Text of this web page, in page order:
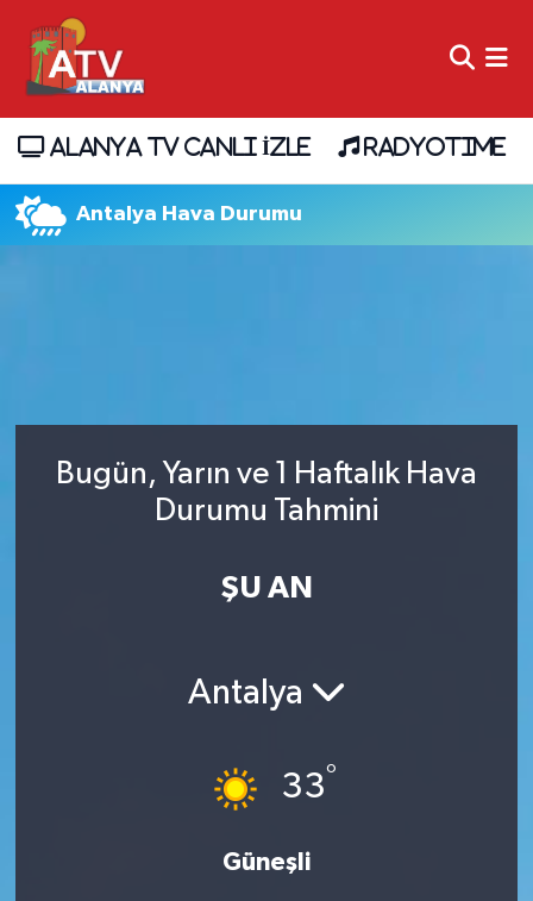
ALANYA TV CANLI İZLE RADYOTIME
Antalya Hava Durumu
Bugün, Yarın ve 1 Haftalık Hava
Durumu Tahmini
ŞU AN
Antalya
33°
Güneşli